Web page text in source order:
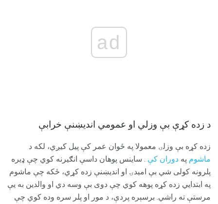
ad
د زده کړې بې وزلي او عمومي اندیښنې خرابې
زده کړه بې وزلۍ معمولا په ځوان عمر کې پیل کیږي، لکه د
ماشوم په دوران کې . ساینس پوهان داسې انګیرنه کوي چې ډیره
پلرونه کولی شي بې امیدۍ او اندیښنې زده کړي، ځکه چې ماشوم
په ابتدايي زده کړه پوهه کوي چې دوی بې وسه دي او والدین به یې
مرستې ته راشي. برسېره پردې، د مور او پلر سره وده کوي چې